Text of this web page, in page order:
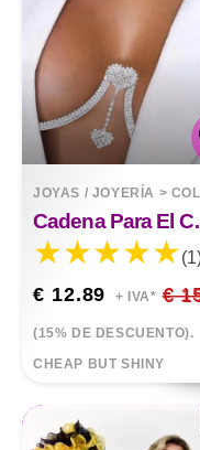
JOYAS / JOYERÍA >
Cadena Para El
€ 12.89 + IVA* €
(15% DE DESCUENTO).
CHEAP BUT SHINY